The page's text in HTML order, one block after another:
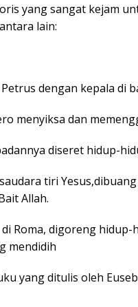
yang sangat kejam
lain:
dengan kepala di
menyiksa dan
diseret hidup-
tiri
Allah.
Roma, digoreng hidup-
mendidih
yang ditulis oleh